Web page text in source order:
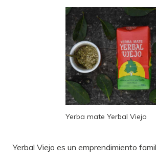
Yerba mate Yerbal Viejo
Yerbal Viejo es un emprendimiento